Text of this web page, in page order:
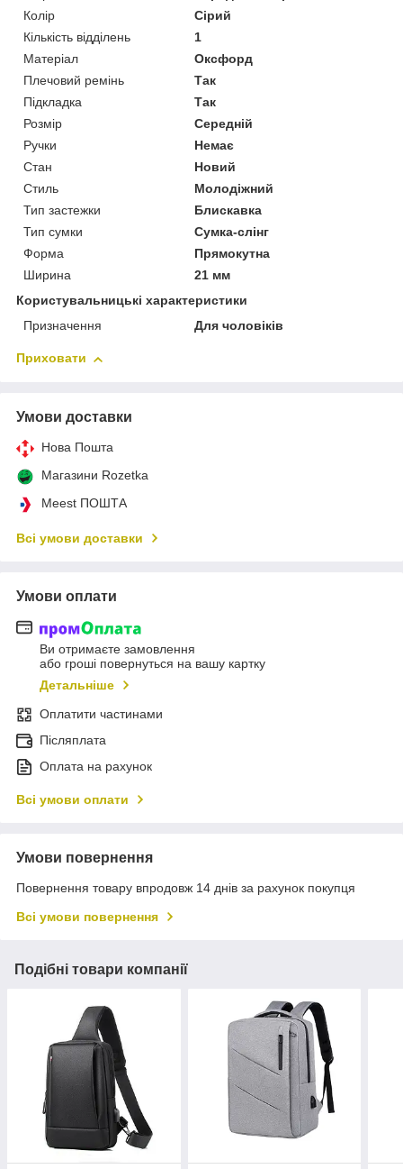
Колір
Сірий
Кількість відділень
1
Матеріал
Оксфорд
Плечовий ремінь
Так
Підкладка
Так
Розмір
Середній
Ручки
Немає
Стан
Новий
Стиль
Молодіжний
Тип застежки
Блискавка
Тип сумки
Сумка-слінг
Форма
Прямокутна
Ширина
21 мм
Користувальницькі характеристики
Призначення
Для чоловіків
Приховати
Умови доставки
Нова Пошта
Магазини Rozetka
Meest ПОШТА
Всі умови доставки
Умови оплати
Ви отримаєте замовлення
або гроші повернуться на вашу картку
Детальніше
Оплатити частинами
Післяплата
Оплата на рахунок
Всі умови оплати
Умови повернення
Повернення товару впродовж 14 днів за рахунок покупця
Всі умови повернення
Подібні товари компанії